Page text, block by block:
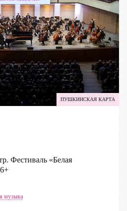
ПУШКИНСКАЯ КАРТА
Фестиваль «Белая
6+
музыка